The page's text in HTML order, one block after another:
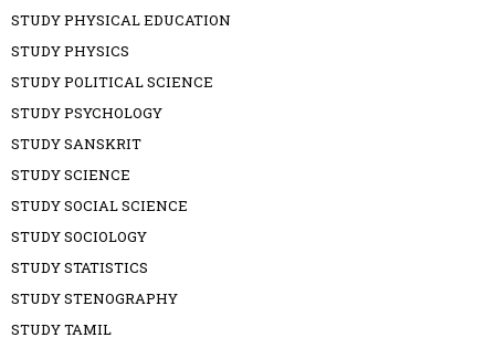
STUDY PHYSICAL EDUCATION
STUDY PHYSICS
STUDY POLITICAL SCIENCE
STUDY PSYCHOLOGY
STUDY SANSKRIT
STUDY SCIENCE
STUDY SOCIAL SCIENCE
STUDY SOCIOLOGY
STUDY STATISTICS
STUDY STENOGRAPHY
STUDY TAMIL